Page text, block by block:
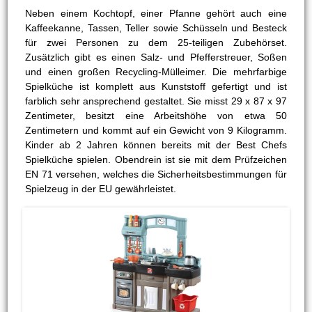
Neben einem Kochtopf, einer Pfanne gehört auch eine
Kaffeekanne, Tassen, Teller sowie Schüsseln und Besteck
für zwei Personen zu dem 25-teiligen Zubehörset.
Zusätzlich gibt es einen Salz- und Pfefferstreuer, Soßen
und einen großen Recycling-Mülleimer. Die mehrfarbige
Spielküche ist komplett aus Kunststoff gefertigt und ist
farblich sehr ansprechend gestaltet. Sie misst 29 x 87 x 97
Zentimeter, besitzt eine Arbeitshöhe von etwa 50
Zentimetern und kommt auf ein Gewicht von 9 Kilogramm.
Kinder ab 2 Jahren können bereits mit der Best Chefs
Spielküche spielen. Obendrein ist sie mit dem Prüfzeichen
EN 71 versehen, welches die Sicherheitsbestimmungen für
Spielzeug in der EU gewährleistet.